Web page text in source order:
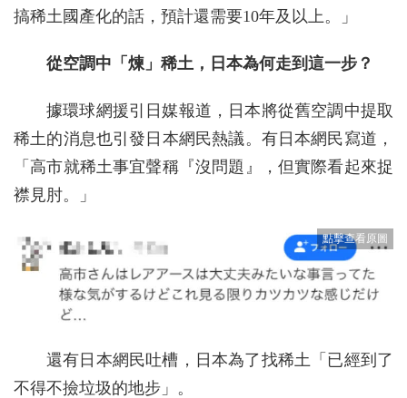
搞稀土國產化的話，預計還需要10年及以上。」
從空調中「煉」稀土，日本為何走到這一步？
據環球網援引日媒報道，日本將從舊空調中提取
稀土的消息也引發日本網民熱議。有日本網民寫道，
「高市就稀土事宜聲稱『沒問題』，但實際看起來捉
襟見肘。」
還有日本網民吐槽，日本為了找稀土「已經到了
不得不撿垃圾的地步」。